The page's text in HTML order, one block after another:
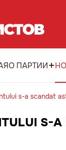
О ПАРТИИ
s-a scandat
S-A